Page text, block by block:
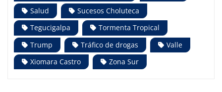
Salud
Sucesos Choluteca
Tegucigalpa
Tormenta Tropical
Trump
Tráfico de drogas
Valle
Xiomara Castro
Zona Sur